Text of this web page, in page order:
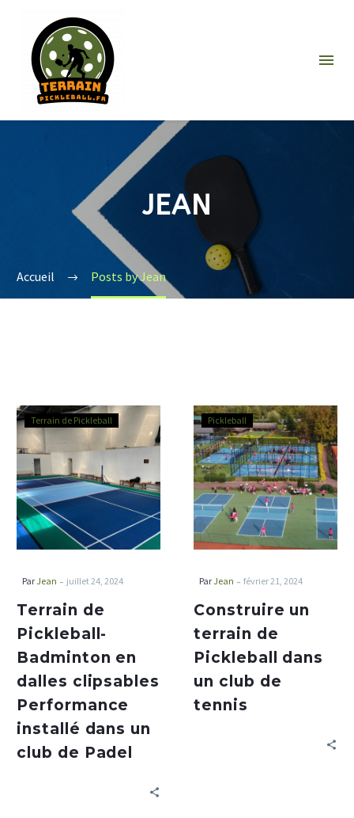
JEAN
Accueil Posts by Jean
Terrain de Pickleball
ParJean -juillet 24, 2024
Terrain de
Pickleball-
Badminton en
dalles clipsables
Performance
installé dans un
club de Padel
Pickleball
ParJean - février 21, 2024
Construire un
terrain de
Pickleball dans
un club de
tennis